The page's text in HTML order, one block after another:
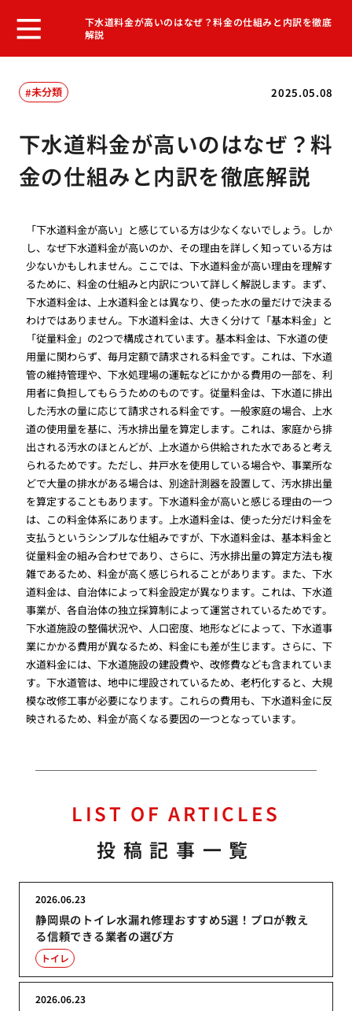
下水道料金が高いのはなぜ？料金の仕組みと内訳を徹底
解説
2025.05.08
未分類
下水道料金が高いのはなぜ？料
金の仕組みと内訳を徹底解説
「下水道料金が高い」と感じている方は少なくないでしょう。しか
し、なぜ下水道料金が高いのか、その理由を詳しく知っている方は
少ないかもしれません。ここでは、下水道料金が高い理由を理解す
るために、料金の仕組みと内訳について詳しく解説します。まず、
下水道料金は、上水道料金とは異なり、使った水の量だけで決まる
わけではありません。下水道料金は、大きく分けて「基本料金」と
「従量料金」の2つで構成されています。基本料金は、下水道の使
用量に関わらず、毎月定額で請求される料金です。これは、下水道
管の維持管理や、下水処理場の運転などにかかる費用の一部を、利
用者に負担してもらうためのものです。従量料金は、下水道に排出
した汚水の量に応じて請求される料金です。一般家庭の場合、上水
道の使用量を基に、汚水排出量を算定します。これは、家庭から排
出される汚水のほとんどが、上水道から供給された水であると考え
られるためです。ただし、井戸水を使用している場合や、事業所な
どで大量の排水がある場合は、別途計測器を設置して、汚水排出量
を算定することもあります。下水道料金が高いと感じる理由の一つ
は、この料金体系にあります。上水道料金は、使った分だけ料金を
支払うというシンプルな仕組みですが、下水道料金は、基本料金と
従量料金の組み合わせであり、さらに、汚水排出量の算定方法も複
雑であるため、料金が高く感じられることがあります。また、下水
道料金は、自治体によって料金設定が異なります。これは、下水道
事業が、各自治体の独立採算制によって運営されているためです。
下水道施設の整備状況や、人口密度、地形などによって、下水道事
業にかかる費用が異なるため、料金にも差が生じます。さらに、下
水道料金には、下水道施設の建設費や、改修費なども含まれていま
す。下水道管は、地中に埋設されているため、老朽化すると、大規
模な改修工事が必要になります。これらの費用も、下水道料金に反
映されるため、料金が高くなる要因の一つとなっています。
LIST OF ARTICLES
投稿記事一覧
静岡県のトイレ水漏れ修理おすすめ5選！プロが教え
る信頼できる業者の選び方
2026.06.23
トイレ
2026.06.23